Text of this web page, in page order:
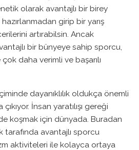
olarak avantajlı bir birey
girip bir yarış
artırabilsin. Ancak
bir bünyeye sahip sporcu,
daha verimli ve başarılı
dayanıklılık oldukça önemli
İnsan yaratılışı gereği
koşmak için dünyada. Buradan
tarafında avantajlı sporcu
aktiviteleri ile kolayca ortaya